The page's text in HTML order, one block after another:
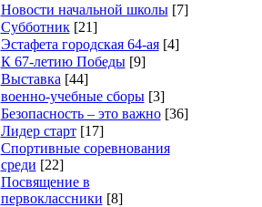
Новости начальной школы [7]
Субботник [21]
Эстафета городская 64-ая [4]
К 67-летию Победы [9]
Выставка [44]
военно-учебные сборы [3]
Безопасность – это важно [36]
Лидер старт [17]
Cпортивные соревнования
среди [22]
Посвящение в
первоклассники [8]